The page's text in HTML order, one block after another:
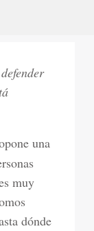
una
muy
dónde